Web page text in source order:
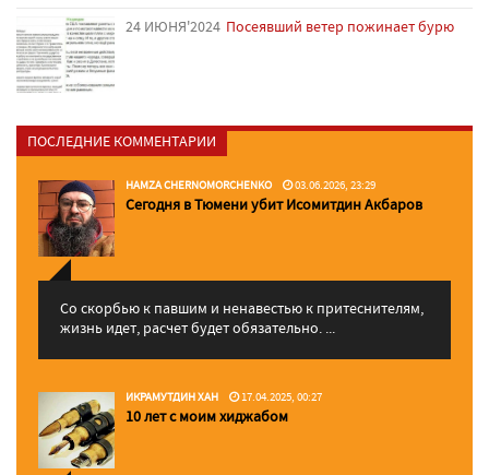
24 ИЮНЯ'2024 Посеявший ветер пожинает бурю
ПОСЛЕДНИЕ КОММЕНТАРИИ
HAMZA CHERNOMORCHENKO 03.06.2026, 23:29
Сегодня в Тюмени убит Исомитдин Акбаров
Со скорбью к павшим и ненавестью к притеснителям,
жизнь идет, расчет будет обязательно. ...
ИКРАМУТДИН ХАН 17.04.2025, 00:27
10 лет с моим хиджабом